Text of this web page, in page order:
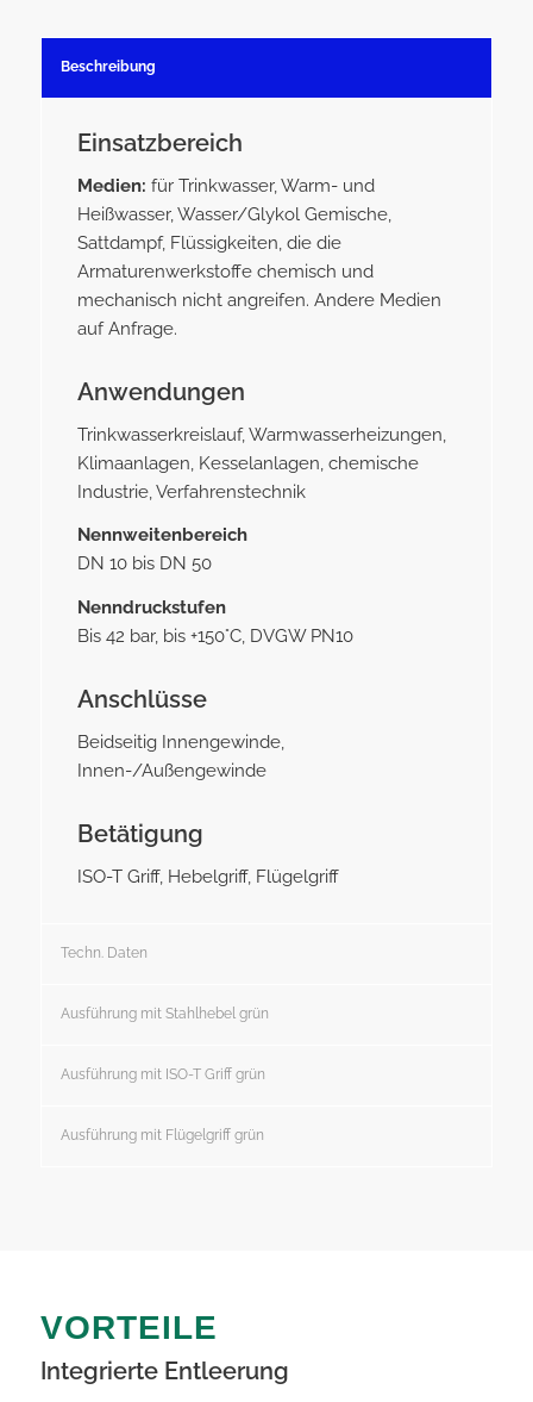
Beschreibung
Einsatzbereich
Medien: für Trinkwasser, Warm- und
Heißwasser, Wasser/Glykol Gemische,
Sattdampf, Flüssigkeiten, die die
Armaturenwerkstoffe chemisch und
mechanisch nicht angreifen. Andere Medien
auf Anfrage.
Anwendungen
Trinkwasserkreislauf, Warmwasserheizungen,
Klimaanlagen, Kesselanlagen, chemische
Industrie, Verfahrenstechnik
Nennweitenbereich
DN 10 bis DN 50
Nenndruckstufen
Bis 42 bar, bis +150°C, DVGW PN10
Anschlüsse
Beidseitig Innengewinde,
Innen-/Außengewinde
Betätigung
ISO-T Griff, Hebelgriff, Flügelgriff
Techn. Daten
Ausführung mit Stahlhebel grün
Ausführung mit ISO-T Griff grün
Ausführung mit Flügelgriff grün
VORTEILE
Integrierte Entleerung